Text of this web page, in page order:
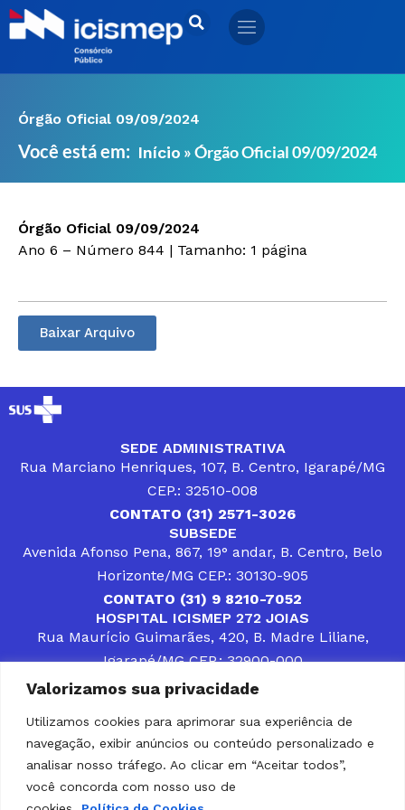
Valorizamos sua privacidade
Utilizamos cookies para aprimorar sua experiência de
navegação, exibir anúncios ou conteúdo personalizado e
analisar nosso tráfego. Ao clicar em “Aceitar todos”,
você concorda com nosso uso de
Ir
para
Órgão Oficial 09/09/2024
Você está em: Início »Órgão Oficial 09/09/2024
Órgão Oficial 09/09/2024
Ano 6 – Número 844 | Tamanho: 1 página
Baixar Arquivo
SEDE ADMINISTRATIVA
Rua Marciano Henriques, 107, B. Centro, Igarapé/MG
CEP.: 32510-008
CONTATO (31) 2571-3026
SUBSEDE
Avenida Afonso Pena, 867, 19° andar, B. Centro, Belo
Horizonte/MG CEP.: 30130-905
CONTATO (31) 9 8210-7052
HOSPITAL ICISMEP 272 JOIAS
Rua Maurício Guimarães, 420, B. Madre Liliane,
Igarapé/MG CEP.: 32900-000
CONTATOS (31) 3512-4400 ou (31) 9 8309-8660
DESENVOLVER SOLUÇÕES, AÇÕES E SERVIÇOS
PÚBLICOS QUE COMPLEMENTEM A ASSISTÊNCIA À
POPULAÇÃO DA REGIÃO EM QUE ATUA, SENDO
PARCEIRO DOS MUNICÍPIOS CONSORCIADOS NA
SOLUÇÃO DE DIFICULDADES ENFRENTADAS POR
GESTORES MUNICIPAIS, É O COMPROMISSO DO
ICISMEP.